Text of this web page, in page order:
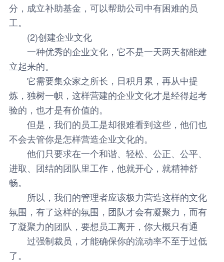
分，成立补助基金，可以帮助公司中有困难的员
工。
(2)创建企业文化
一种优秀的企业文化，它不是一天两天都能建
立起来的。
它需要集众家之所长，日积月累，再从中提
炼，独树一帜，这样营建的企业文化才是经得起考
验的，也才是有价值的。
但是，我们的员工是却很难看到这些，他们也
不会去管你是怎样营造企业文化的。
他们只要求在一个和谐、轻松、公正、公平、
进取、团结的团队里工作，他就开心，就精神舒
畅。
所以，我们的管理者应该极力营造这样的文化
氛围，有了这样的氛围，团队才会有凝聚力，而有
了凝聚力的团队，要想员工离开，你大概只有通
过强制裁员，才能确保你的流动率不至于过低
了。